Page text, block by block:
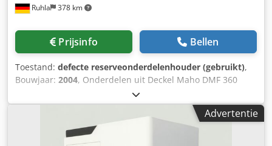
Ruhla 378 km
Prijsinfo Bellen
Toestand: defecte reserveonderdelenhouder (gebruikt),
Bouwjaar: 2004, Onderdelen uit Deckel Maho DMF 360
linear te koop. Machine dient uitsluitend als donor voor
onderdelen. Machine is compleet in alle delen.
Bijvoorbeeld: volledige besturing iTNC 530, schakelkast,
SK50 spil zo goed als nieuw, koelaggregaat,
scheidingswand, stellingwand, SK50 zwenkkop Hirth
Advertentie